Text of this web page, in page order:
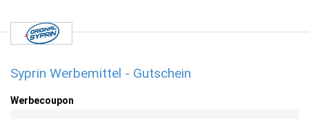
Syprin Werbemittel - Gutschein
Werbecoupon